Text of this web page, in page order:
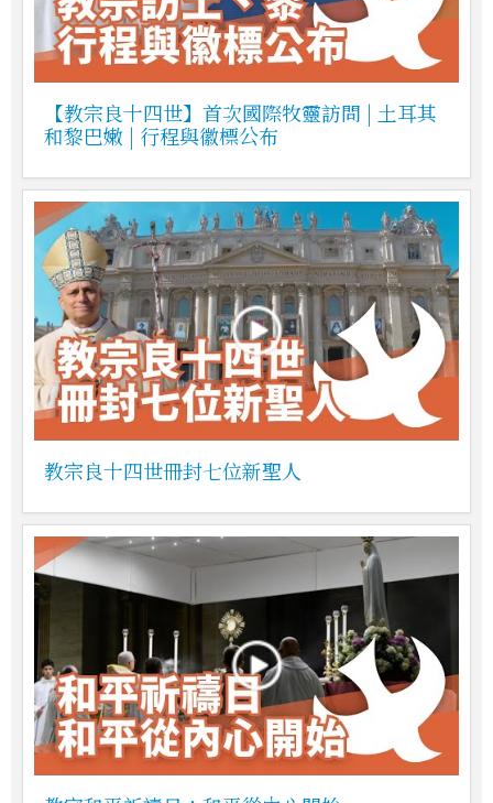
【教宗良十四世】首次國際牧靈訪問 | 土耳其
和黎巴嫩 | 行程與徽標公布
教宗良十四世冊封七位新聖人